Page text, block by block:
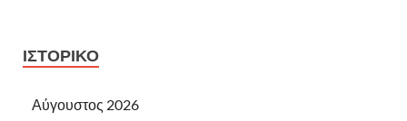
ΙΣΤΟΡΙΚΌ
Αύγουστος 2026